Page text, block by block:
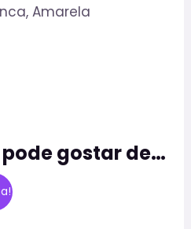
Amarela
gostar de…